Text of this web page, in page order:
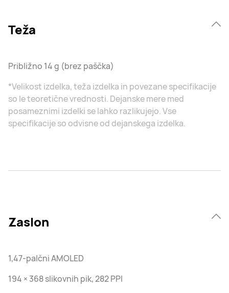
Teža
Približno 14 g (brez paščka)
*Velikost izdelka, teža izdelka in povezane specifikacije
so le teoretične vrednosti. Dejanske mere med
posameznimi izdelki se lahko razlikujejo. Vse
specifikacije so odvisne od dejanskega izdelka.
Zaslon
1,47-palčni AMOLED
194 × 368 slikovnih pik, 282 PPI